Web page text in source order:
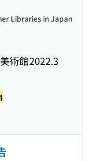
術館2022.3
Libraries in Japan